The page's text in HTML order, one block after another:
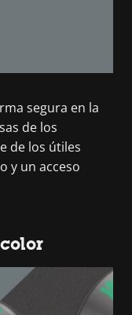
segura en la
de los
de los útiles
y un acceso